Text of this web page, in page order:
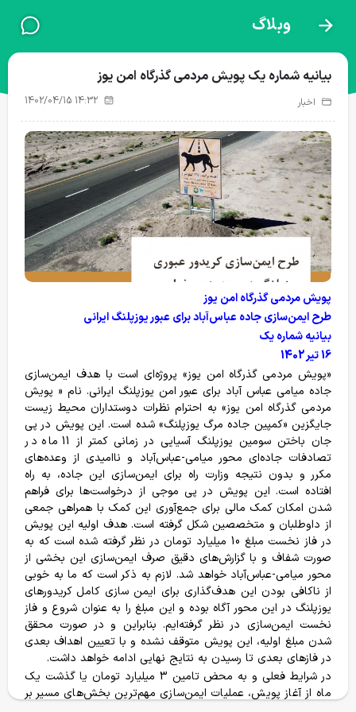
نذرطبیعت
پروژه‌های فعال
گزارش پروژه ها
خانه فروشگاه سفرها وبلاگ حساب من
کمک های مردمی برای حفظ محیط زیست
وبلاگ
بیانیه شماره یک پویش مردمی گذرگاه امن یوز
اخبار 1402/04/15 14:32
پویش مردمی گذرگاه امن یوز
طرح ایمن‌سازی جاده عباس‌آباد برای عبور یوزپلنگ ایرانی
بیانیه شماره یک
16 تیر 1402
«پویش مردمی گذرگاه امن یوز» پروژه‌ای است با هدف ایمن‌سازی
جاده میامی عباس آباد برای عبور امن یوزپلنگ ایرانی. نام « پویش
مردمی گذرگاه امن یوز» به احترام نظرات دوستداران محیط زیست
جایگزین «کمپین جاده مرگ یوزپلنگ» شده است. این پویش در پی
جان باختن سومین یوزپلنگ آسیایی در زمانی کمتر از 11 ماه در
تصادفات جاده‌ای محور میامی-عباس‌آباد و ناامیدی از وعده‌های
مکرر و بدون نتیجه وزارت راه برای ایمن‌سازی این جاده، به راه
افتاده است. این پویش در پی موجی از درخواست‌ها برای فراهم
شدن امکان کمک مالی برای جمع‌آوری این کمک با همراهی جمعی
از داوطلبان و متخصصین شکل گرفته است. هدف اولیه این پویش
در فاز نخست مبلغ 10 میلیارد تومان در نظر گرفته شده است که به
صورت شفاف و با گزارش‌های دقیق صرف ایمن‌سازی این بخشی از
محور میامی-عباس‌آباد خواهد شد. لازم به ذکر است که ما به خوبی
از ناکافی بودن این هدف‌گذاری برای ایمن سازی کامل کریدورهای
یوزپلنگ در این محور آگاه بوده و این مبلغ را به عنوان شروع و فاز
نخست ایمن‌سازی در نظر گرفته‌ایم. بنابراین و در صورت محقق
شدن مبلغ اولیه، این پویش متوقف نشده و با تعیین اهداف بعدی
در فازهای بعدی تا رسیدن به نتایج نهایی ادامه خواهد داشت.
در شرایط فعلی و به محض تامین 3 میلیارد تومان یا گذشت یک
ماه از آغاز پویش، عملیات ایمن‌سازی مهم‌ترین بخش‌های مسیر بر